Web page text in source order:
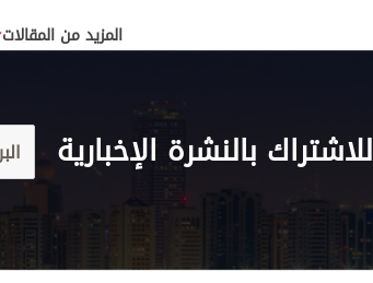
المزيد من المقالات
للاشتراك بالنشرة الإخبارية